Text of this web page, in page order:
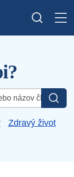
Zdravý život